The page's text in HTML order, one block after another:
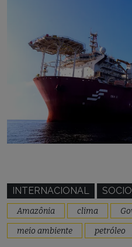
INTERNACIONAL
Amazônia clima
meio ambiente
petróleo